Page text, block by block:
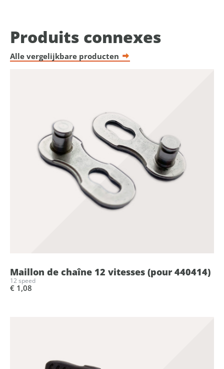
Produits connexes
Alle vergelijkbare producten
Maillon de chaîne 12 vitesses (pour 440414)
12 speed
€ 1,08